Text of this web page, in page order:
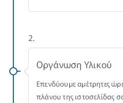
2.
Οργάνωση Υλικού
Επενδύουμε αμέτρητες
πλάνου της ιστοσελίδας